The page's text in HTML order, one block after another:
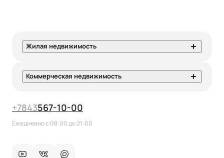
Жилая недвижимость
Коммерческая недвижимость
+7843567-10-00
Ежедневно с 08:00 до 21:00